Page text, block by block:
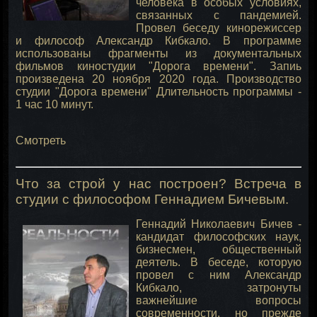
человека в особых условиях,
связанных с пандемией.
Провел беседу кинорежиссер
и философ Александр Кибкало. В программе
использованы фрагменты из документальных
фильмов киностудии "Дорога времени". Запиь
произведена 20 ноября 2020 года. Производство
студии "Дорога времени" Длительность программы -
1 час 10 минут.
Смотреть
Что за строй у нас построен? Встреча в
студии с философом Геннадием Бичевым.
Геннадий Николаевич Бичев -
кандидат философских наук,
бизнесмен, общественный
деятель. В беседе, которую
провел с ним Александр
Кибкало, затронуты
важнейшие вопросы
современности, но прежде